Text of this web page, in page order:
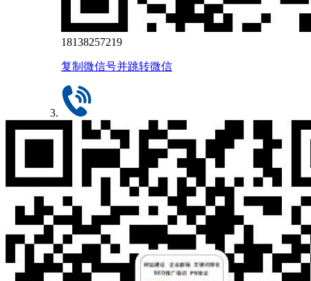
18138257219
复制微信号并跳转微信